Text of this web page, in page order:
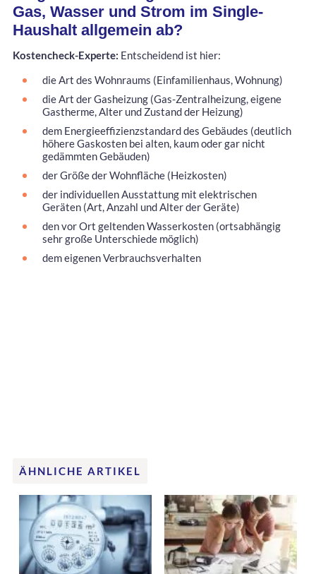
Gas, Wasser und Strom im Single-
Haushalt allgemein ab?
Kostencheck-Experte: Entscheidend ist hier:
die Art des Wohnraums (Einfamilienhaus, Wohnung)
die Art der Gasheizung (Gas-Zentralheizung, eigene
Gastherme, Alter und Zustand der Heizung)
dem Energieeffizienzstandard des Gebäudes (deutlich
höhere Gaskosten bei alten, kaum oder gar nicht
gedämmten Gebäuden)
der Größe der Wohnfläche (Heizkosten)
der individuellen Ausstattung mit elektrischen
Geräten (Art, Anzahl und Alter der Geräte)
den vor Ort geltenden Wasserkosten (ortsabhängig
sehr große Unterschiede möglich)
dem eigenen Verbrauchsverhalten
ÄHNLICHE ARTIKEL